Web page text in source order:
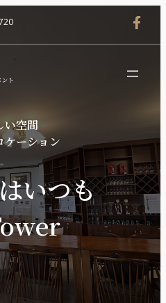
い空間
ケーション
いつも